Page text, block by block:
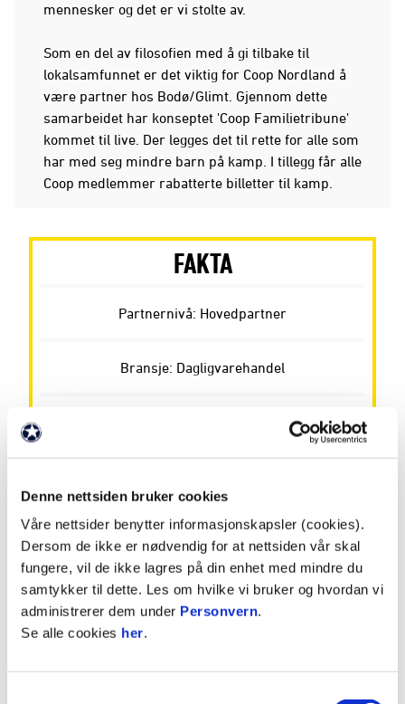
Denne nettsiden bruker cookies
Våre nettsider benytter informasjonskapsler (cookies).
Dersom de ikke er nødvendig for at nettsiden vår skal
fungere, vil de ikke lagres på din enhet med mindre du
samtykker til dette. Les om hvilke vi bruker og hvordan vi
administrerer dem under Personvern.
Se alle cookies her.
mennesker og det er vi stolte av.
Som en del av filosofien med å gi tilbake til
lokalsamfunnet er det viktig for Coop Nordland å
være partner hos Bodø/Glimt. Gjennom dette
samarbeidet har konseptet 'Coop Familietribune'
kommet til live. Der legges det til rette for alle som
har med seg mindre barn på kamp. I tillegg får alle
Coop medlemmer rabatterte billetter til kamp.
FAKTA
Partnernivå: Hovedpartner
Bransje: Dagligvarehandel
Besøkadresse: City Nord Stormyra, 8008 Bodø
ac_id=1&ac_parent=1
Telefon: 75 50 80 00
Facebook LinkedIn